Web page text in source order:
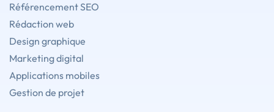
Référencement SEO
Rédaction web
Design graphique
Marketing digital
Applications mobiles
Gestion de projet